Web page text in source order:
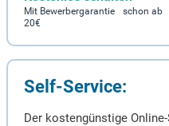
Mit Bewerbergarantie schon ab
20€
Self-Service:
Der kostengünstige